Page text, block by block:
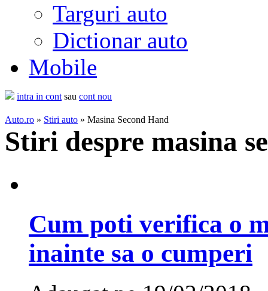
Targuri auto
Dictionar auto
Mobile
intra in cont sau cont nou
Auto.ro » Stiri auto » Masina Second Hand
Stiri despre masina
Cum poti verifica o
inainte sa o cumperi